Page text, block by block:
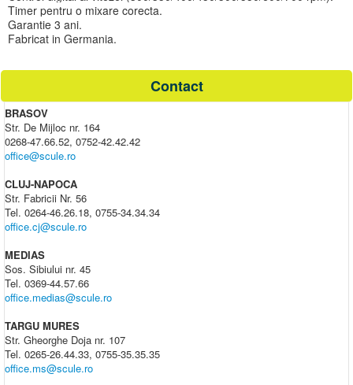
Timer pentru o mixare corecta.
Garantie 3 ani.
Fabricat in Germania.
Contact
BRASOV
Str. De Mijloc nr. 164
0268-47.66.52, 0752-42.42.42
office@scule.ro
CLUJ-NAPOCA
Str. Fabricii Nr. 56
Tel. 0264-46.26.18, 0755-34.34.34
office.cj@scule.ro
MEDIAS
Sos. Sibiului nr. 45
Tel. 0369-44.57.66
office.medias@scule.ro
TARGU MURES
Str. Gheorghe Doja nr. 107
Tel. 0265-26.44.33, 0755-35.35.35
office.ms@scule.ro